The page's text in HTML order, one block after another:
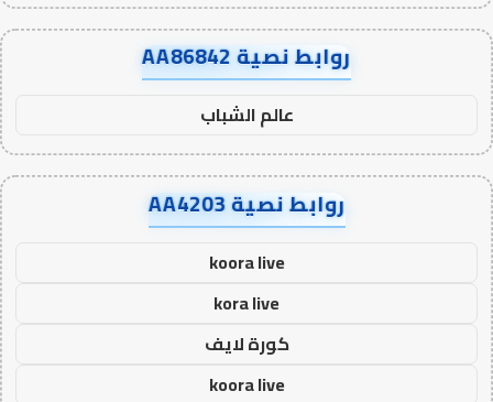
روابط نصية AA86842
عالم الشباب
روابط نصية AA4203
koora live
kora live
كورة لايف
koora live